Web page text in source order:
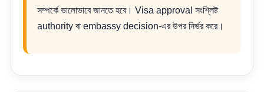
সম্পর্কে ভালোভাবে জানতে হবে। Visa approval সংশ্লিষ্ট
authority বা embassy decision-এর উপর নির্ভর করে।